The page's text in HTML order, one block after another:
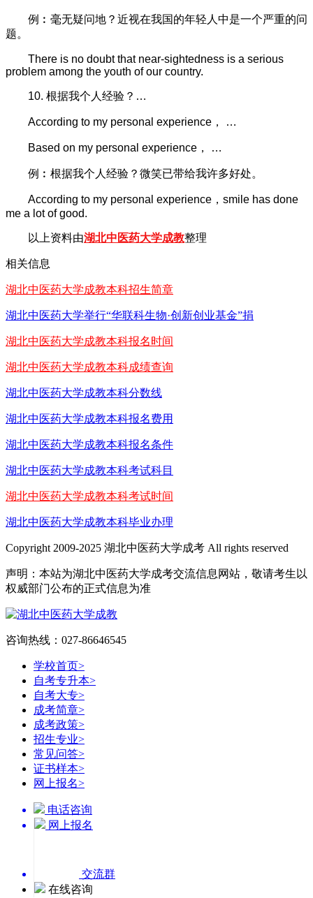
例︰毫无疑问地？近视在我国的年轻人中是一个严重的问
题。
There is no doubt that near-sightedness is a serious
problem among the youth of our country.
10. 根据我个人经验？…
According to my personal experience， …
Based on my personal experience， …
例︰根据我个人经验？微笑已带给我许多好处。
According to my personal experience，smile has done
me a lot of good.
以上资料由湖北中医药大学成教整理
相关信息
湖北中医药大学成教本科招生简章
湖北中医药大学举行“华联科生物·创新创业基金”捐
湖北中医药大学成教本科报名时间
湖北中医药大学成教本科成绩查询
湖北中医药大学成教本科分数线
湖北中医药大学成教本科报名费用
湖北中医药大学成教本科报名条件
湖北中医药大学成教本科考试科目
湖北中医药大学成教本科考试时间
湖北中医药大学成教本科毕业办理
Copyright 2009-2025 湖北中医药大学成考 All rights reserved
声明：本站为湖北中医药大学成考交流信息网站，敬请考生以
权威部门公布的正式信息为准
咨询热线：027-86646545
学校首页>
自考专升本>
自考大专>
成考简章>
成考政策>
招生专业>
常见问答>
证书样本>
网上报名>
电话咨询
网上报名
交流群
在线咨询